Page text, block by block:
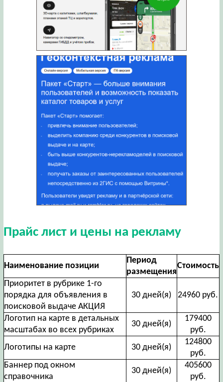
Прайс лист и цены на рекламу
Наименование позиции
Период
размещения
Стоимость
Приоритет в рубрике 1-го
порядка для объявления в
поисковой выдаче АКЦИЯ
30 дней(я) 24960 руб.
Логотип на карте в детальных
масштабах во всех рубриках
30 дней(я)
179400
руб.
Логотипы на карте
30 дней(я)
124800
руб.
Баннер под окном
справочника
30 дней(я)
405600
руб.